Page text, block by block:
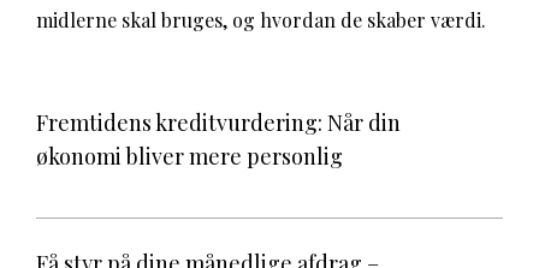
midlerne skal bruges, og hvordan de skaber værdi.
Fremtidens kreditvurdering: Når din
økonomi bliver mere personlig